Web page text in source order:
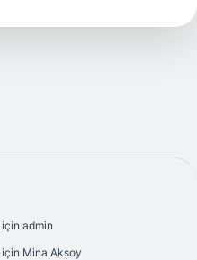
için admin
için Mina Aksoy